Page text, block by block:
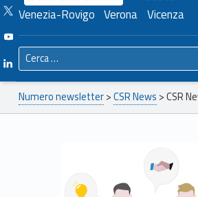
Venezia-Rovigo Verona Vicenza
Twitter Unioncamere Veneto
Youtube Unioncamere Veneto
Linkedin Unioncamere Veneto
Ricerca per:
Breadcrumbs navigation
Numero newsletter>CSR News >CSR